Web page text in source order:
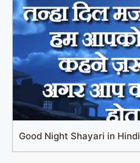
Good Night Shayari in Hindi